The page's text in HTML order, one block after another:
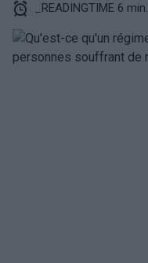
_READINGTIME 6 min.